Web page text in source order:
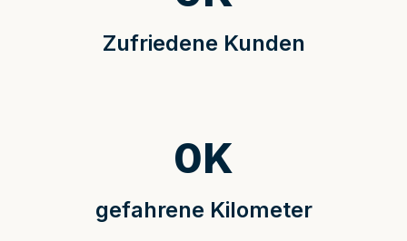
Zufriedene Kunden
gefahrene Kilometer
0K